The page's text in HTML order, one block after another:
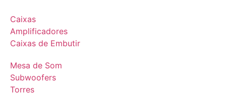
Caixas
Amplificadores
Caixas de Embutir
Mesa de Som
Subwoofers
Torres